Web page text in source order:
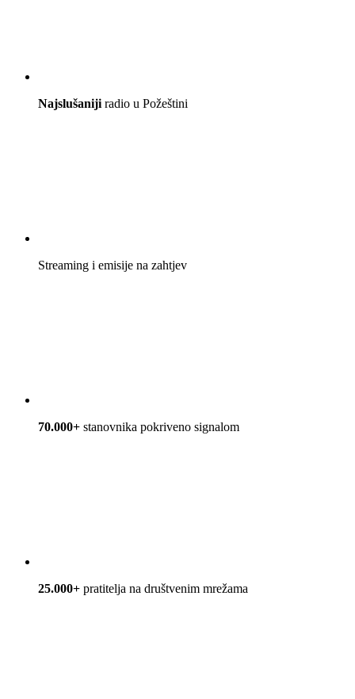
Najslušaniji radio u Požeštini
Streaming i emisije na zahtjev
70.000+ stanovnika pokriveno signalom
25.000+ pratitelja na društvenim mrežama